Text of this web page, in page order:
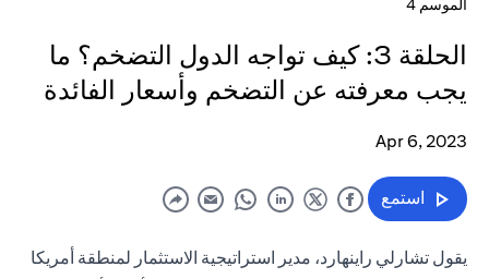
الموسم 4
الحلقة 3: كيف تواجه الدول التضخم؟ ما
يجب معرفته عن التضخم وأسعار الفائدة
Apr 6, 2023
استمع
يقول تشارلي راينهارد، مدير استراتيجية الاستثمار لمنطقة أمريكا